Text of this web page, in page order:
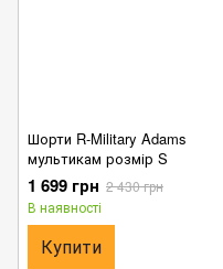
Шорти R-Military Adams
мультикам розмір S
1 699 грн 2 430 грн
В наявності
Купити